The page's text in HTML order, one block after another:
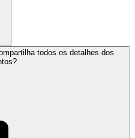
todos os detalhes dos